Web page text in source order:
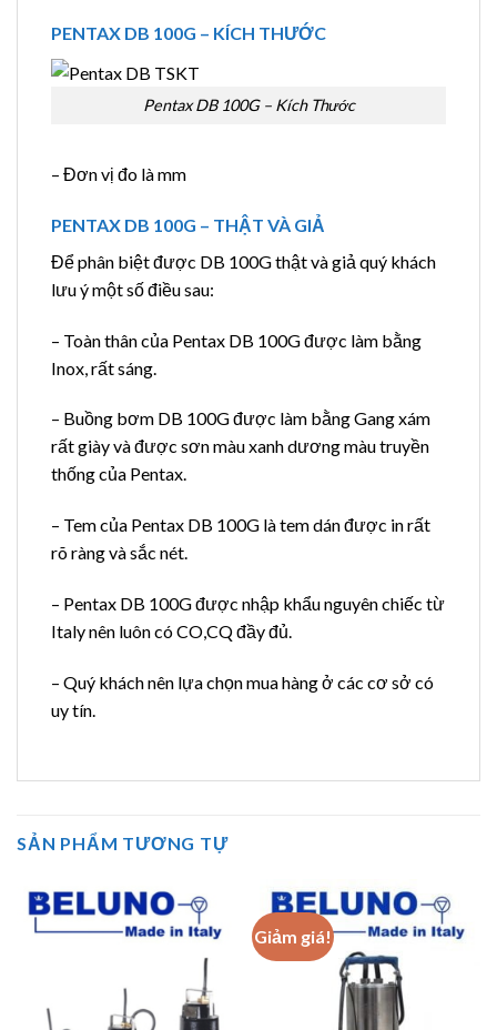
PENTAX DB 100G – KÍCH THƯỚC
Pentax DB 100G – Kích Thước
– Đơn vị đo là mm
PENTAX DB 100G – THẬT VÀ GIẢ
Để phân biệt được DB 100G thật và giả quý khách
lưu ý một số điều sau:
– Toàn thân của Pentax DB 100G được làm bằng
Inox, rất sáng.
– Buồng bơm DB 100G được làm bằng Gang xám
rất giày và được sơn màu xanh dương màu truyền
thống của Pentax.
– Tem của Pentax DB 100G là tem dán được in rất
rõ ràng và sắc nét.
– Pentax DB 100G được nhập khẩu nguyên chiếc từ
Italy nên luôn có CO,CQ đầy đủ.
– Quý khách nên lựa chọn mua hàng ở các cơ sở có
uy tín.
SẢN PHẨM TƯƠNG TỰ
Giảm giá!